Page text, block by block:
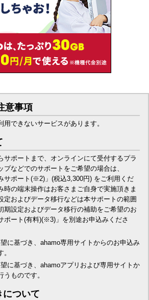
意事項
用できないサービスがあります。
サポートまで、オンラインにて受付するプラ
プなどでのサポートをご希望の場合は、
サポート(※2)」(税込3,300円) をご利用くだ
時の端末操作はお客さまご自身で実施頂きま
定およびデータ移行などは本サポートの範囲
期設定およびデータ移行の補助をご希望のお
ポート(有料)(※3)」を別途お申込みくださ
に基づき、ahamo専用サイトからのお申込み
に基づき、ahamoアプリおよび専用サイトか
うものです。
について